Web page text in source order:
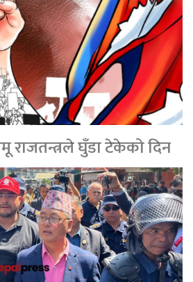
राजतन्त्रले घुँडा टेकेको दिन